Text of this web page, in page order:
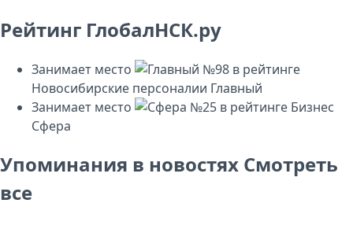
Рейтинг ГлобалНСК.ру
Занимает место №98 в рейтинге
Новосибирские персоналии Главный
Занимает место
№25 в рейтинге Бизнес
Сфера
Упоминания в новостях Смотреть
все